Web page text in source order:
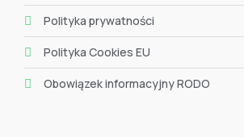
Polityka prywatności
Polityka Cookies EU
Obowiązek informacyjny RODO